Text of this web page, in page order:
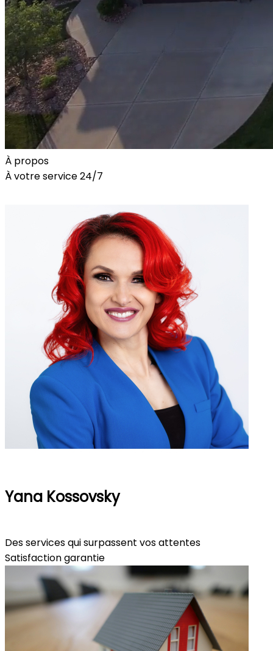
À propos
À votre service 24/7
Yana Kossovsky
Des services qui surpassent vos attentes
Satisfaction garantie